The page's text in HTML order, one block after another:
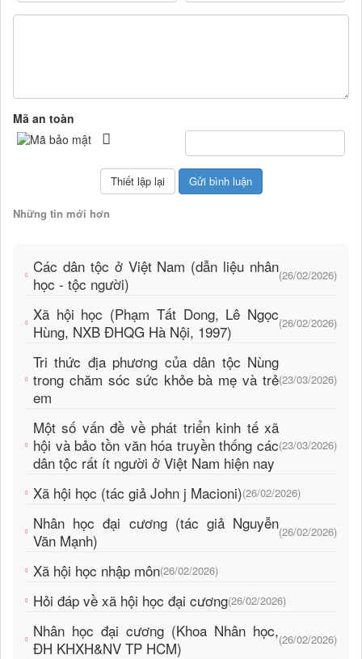
Mã an toàn
Những tin mới hơn
Các dân tộc ở Việt Nam (dẫn liệu nhân
học - tộc người)
(26/02/2026)
Xã hội học (Phạm Tất Dong, Lê Ngọc
Hùng, NXB ĐHQG Hà Nội, 1997)
(26/02/2026)
Tri thức địa phương của dân tộc Nùng
trong chăm sóc sức khỏe bà mẹ và trẻ
em
(23/03/2026)
Một số vấn đề về phát triển kinh tế xã
hội và bảo tồn văn hóa truyền thống các
dân tộc rất ít người ở Việt Nam hiện nay
(23/03/2026)
Xã hội học (tác giả John j Macioni)(26/02/2026)
Nhân học đại cương (tác giả Nguyễn
Văn Mạnh)
(26/02/2026)
Xã hội học nhập môn(26/02/2026)
Hỏi đáp về xã hội học đại cương(26/02/2026)
Nhân học đại cương (Khoa Nhân học,
ĐH KHXH&NV TP HCM)
(26/02/2026)